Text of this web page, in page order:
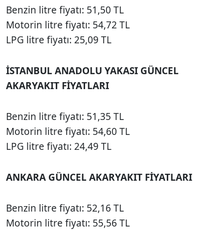
Benzin litre fiyatı: 51,50 TL
Motorin litre fiyatı: 54,72 TL
LPG litre fiyatı: 25,09 TL
İSTANBUL ANADOLU YAKASI GÜNCEL
AKARYAKIT FİYATLARI
Benzin litre fiyatı: 51,35 TL
Motorin litre fiyatı: 54,60 TL
LPG litre fiyatı: 24,49 TL
ANKARA GÜNCEL AKARYAKIT FİYATLARI
Benzin litre fiyatı: 52,16 TL
Motorin litre fiyatı: 55,56 TL